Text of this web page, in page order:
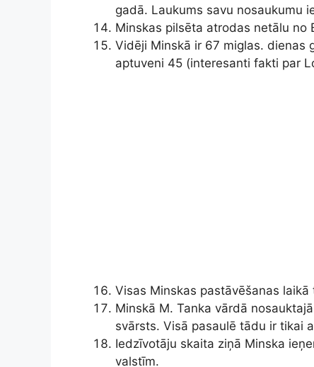
gadā. Laukums savu nosaukumu
Minskas pilsēta atrodas netālu no
Vidēji Minskā ir 67 miglas. dienas
aptuveni 45 (interesanti fakti par
Visas Minskas pastāvēšanas
Minskā M. Tanka vārdā
svārsts. Visā pasaulē tādu ir tikai
Iedzīvotāju skaita ziņā Minska
valstīm.